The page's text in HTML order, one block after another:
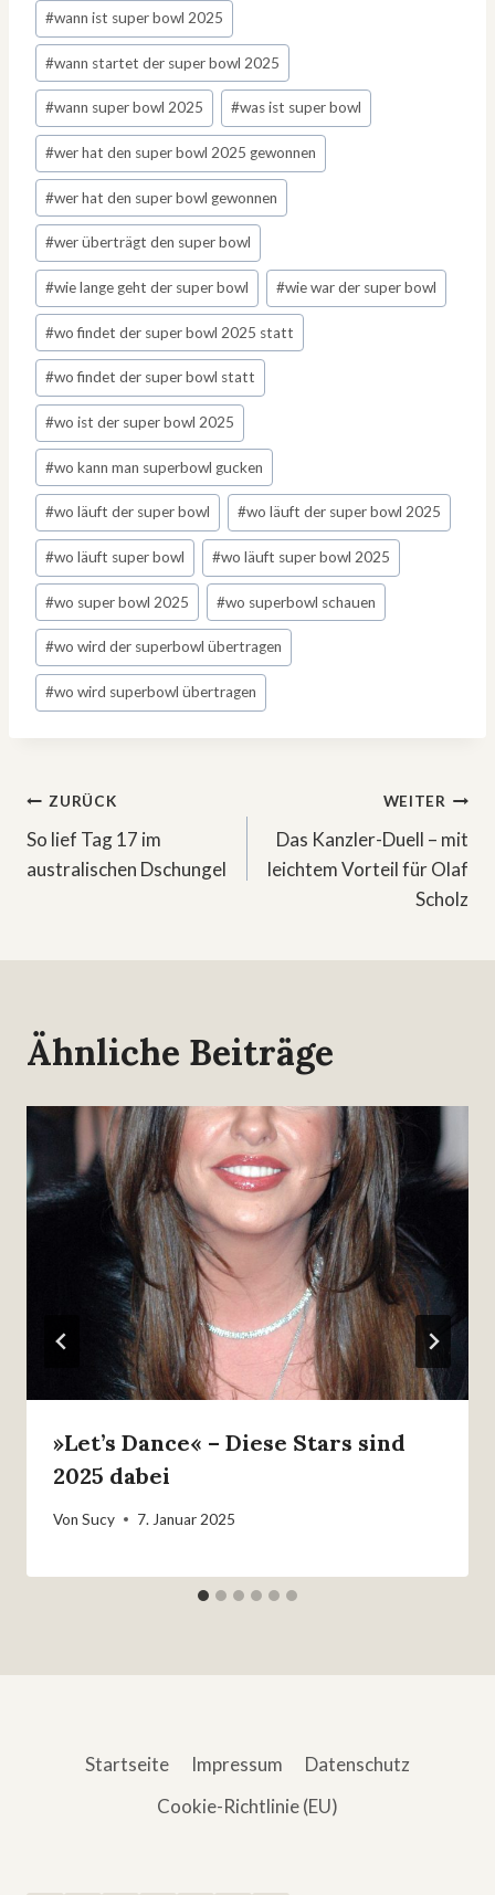
#wann ist super bowl 2025
#wann startet der super bowl 2025
#wann super bowl 2025 #was ist super bowl
#wer hat den super bowl 2025 gewonnen
#wer hat den super bowl gewonnen
#wer überträgt den super bowl
#wie lange geht der super bowl #wie war der super bowl
#wo findet der super bowl 2025 statt
#wo findet der super bowl statt
#wo ist der super bowl 2025
#wo kann man superbowl gucken
#wo läuft der super bowl #wo läuft der super bowl 2025
#wo läuft super bowl #wo läuft super bowl 2025
#wo super bowl 2025 #wo superbowl schauen
#wo wird der superbowl übertragen
#wo wird superbowl übertragen
Beitragsnavigation
ZURÜCK
So lief Tag 17 im
australischen Dschungel
WEITER
Das Kanzler-Duell – mit
leichtem Vorteil für Olaf
Scholz
Ähnliche Beiträge
»Let’s Dance« – Diese Stars sind
2025 dabei
Von Sucy 7. Januar 2025
Startseite Impressum
Datenschutz
Cookie-Richtlinie (EU)